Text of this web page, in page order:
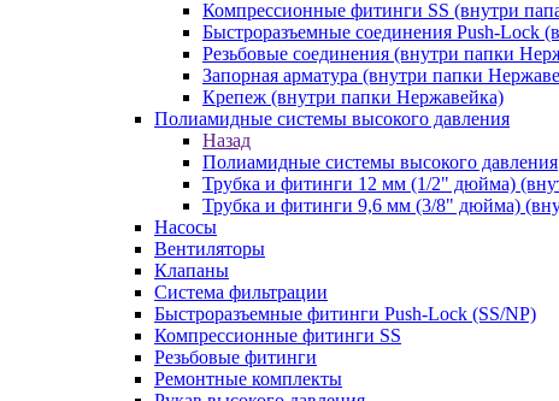
Компрессионные фитинги SS (внутри
Быстроразъемные соединения Push-Lock
Резьбовые соединения (внутри папки
Запорная арматура (внутри папки
Крепеж (внутри папки Нержавейка)
Полиамидные системы высокого давления
Назад
Полиамидные системы высокого давления
Трубка и фитинги 12 мм (1/2" дюйма)
Трубка и фитинги 9,6 мм (3/8" дюйма)
Насосы
Вентиляторы
Клапаны
Система фильтрации
Быстроразъемные фитинги Push-Lock (SS/NP)
Компрессионные фитинги SS
Резьбовые фитинги
Ремонтные комплекты